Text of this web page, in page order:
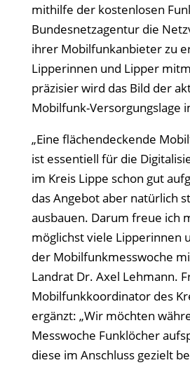
mithilfe der kostenlosen
Bundesnetzagentur die
ihrer Mobilfunkanbieter zu
Lipperinnen und Lipper
präzisier wird das Bild der
Mobilfunk-Versorgungslage
„Eine flächendeckende
ist essentiell für die
im Kreis Lippe schon gut
das Angebot aber natürlich
ausbauen. Darum freue ich
möglichst viele Lipperinnen
der Mobilfunkmesswoche
Landrat Dr. Axel Lehmann.
Mobilfunkkoordinator des
ergänzt: „Wir möchten
Messwoche Funklöcher
diese im Anschluss gezielt